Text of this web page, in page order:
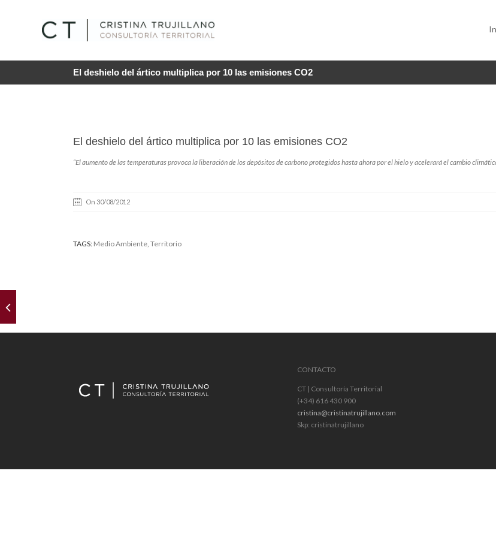
El deshielo del ártico multiplica por 10 las emisiones CO2
El deshielo del ártico multiplica por 10 las emisiones CO2
“El aumento de las temperaturas provoca la liberación de los depósitos de carbono protegidos hasta ahora por el hielo y acelerará el cambio
On 30/08/2012
TAGS: Medio Ambiente , Territorio
CONTACTO
CT | Consultoría Territorial
(+34) 616 430 900
cristina@cristinatrujillano.com
Skp: cristinatrujillano